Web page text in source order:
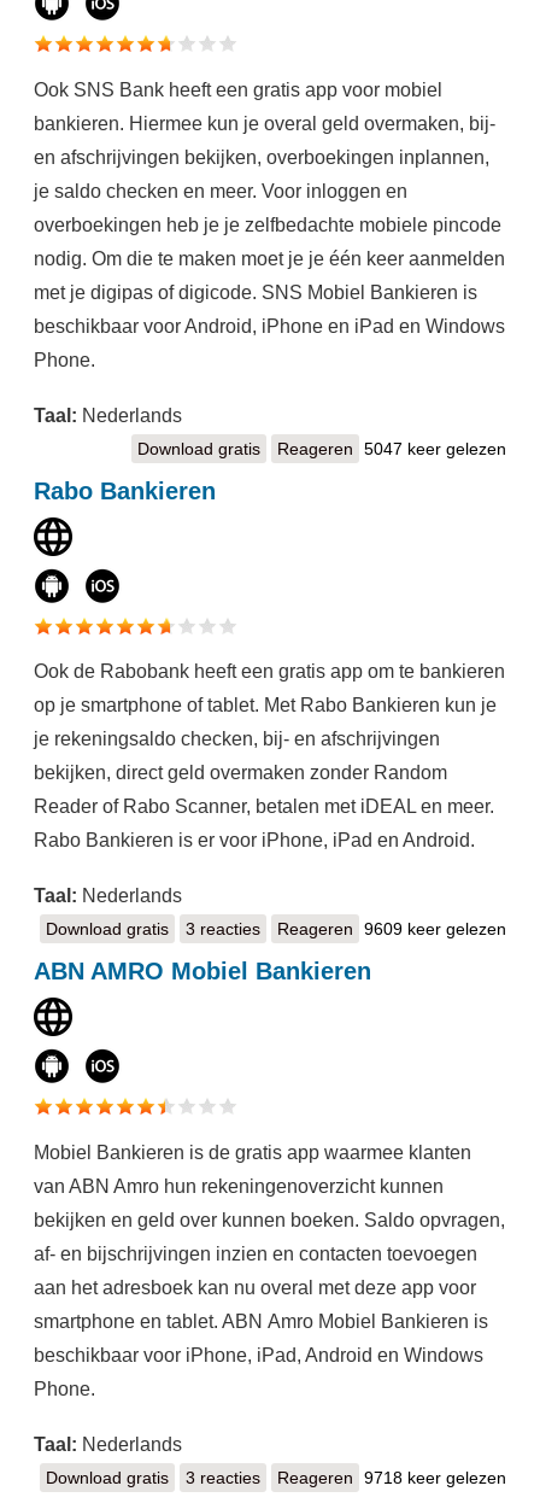
Ook SNS Bank heeft een gratis app voor mobiel
bankieren. Hiermee kun je overal geld overmaken, bij-
en afschrijvingen bekijken, overboekingen inplannen,
je saldo checken en meer. Voor inloggen en
overboekingen heb je je zelfbedachte mobiele pincode
nodig. Om die te maken moet je je één keer aanmelden
met je digipas of digicode. SNS Mobiel Bankieren is
beschikbaar voor Android, iPhone en iPad en Windows
Phone.
Taal: Nederlands
Download gratis SNS Mobiel Bankieren
Reageren 5047 keer gelezen
Rabo Bankieren
Ook de Rabobank heeft een gratis app om te bankieren
op je smartphone of tablet. Met Rabo Bankieren kun je
je rekeningsaldo checken, bij- en afschrijvingen
bekijken, direct geld overmaken zonder Random
Reader of Rabo Scanner, betalen met iDEAL en meer.
Rabo Bankieren is er voor iPhone, iPad en Android.
Taal: Nederlands
Download gratis Rabo Bankieren
3 reacties Reageren 9609 keer gelezen
ABN AMRO Mobiel Bankieren
Mobiel Bankieren is de gratis app waarmee klanten
van ABN Amro hun rekeningenoverzicht kunnen
bekijken en geld over kunnen boeken. Saldo opvragen,
af- en bijschrijvingen inzien en contacten toevoegen
aan het adresboek kan nu overal met deze app voor
smartphone en tablet. ABN Amro Mobiel Bankieren is
beschikbaar voor iPhone, iPad, Android en Windows
Phone.
Taal: Nederlands
Download gratis ABN AMRO Mobiel Bankieren
3 reacties Reageren 9718 keer gelezen